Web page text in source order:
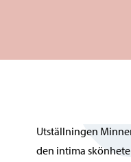
Utställningen
den intima